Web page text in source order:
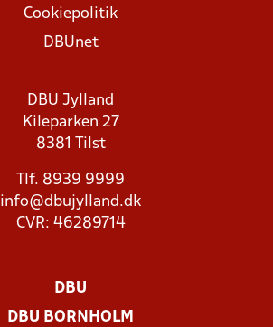
Cookiepolitik
DBUnet
DBU Jylland
Kileparken 27
8381 Tilst
Tlf. 8939 9999
info@dbujylland.dk
CVR: 46289714
DBU
DBU BORNHOLM